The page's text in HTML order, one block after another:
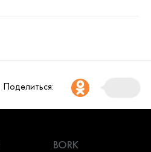
Поделиться:
BORK